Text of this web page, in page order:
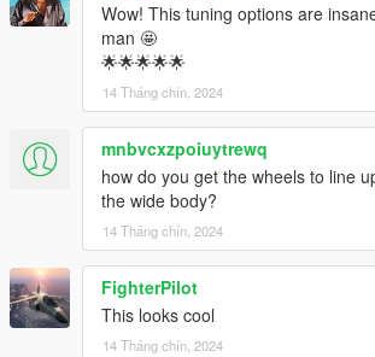
Wow! This tuning options are
man 🤩
🌟🌟🌟🌟🌟
14 Tháng chín, 2024
mnbvcxzpoiuytrewq
how do you get the wheels to line
the wide body?
14 Tháng chín, 2024
FighterPilot
This looks cool
14 Tháng chín, 2024